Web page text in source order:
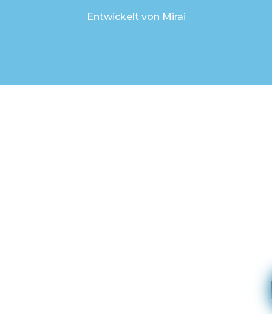
Entwickelt von Mirai